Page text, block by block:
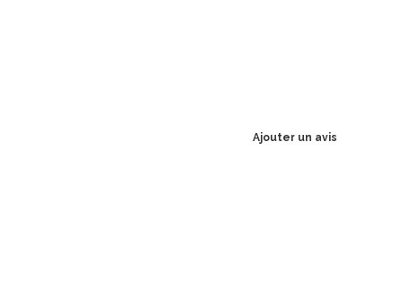
Ajouter un avis